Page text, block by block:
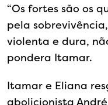
“Os fortes são os
pela
violenta e dura,
pondera Itamar.
Itamar e Eliana
abolicionista